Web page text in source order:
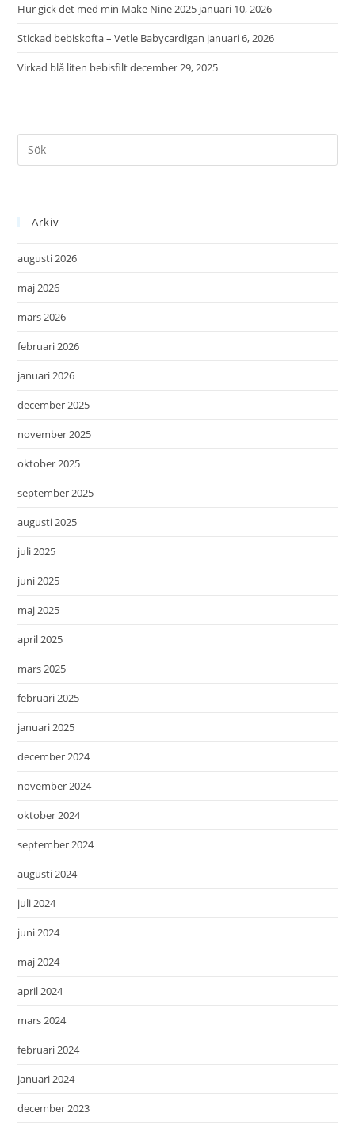
Hur gick det med min Make Nine 2025 januari 10, 2026
Stickad bebiskofta – Vetle Babycardigan januari 6, 2026
Virkad blå liten bebisfiltdecember 29, 2025
Arkiv
augusti 2026
maj 2026
mars 2026
februari 2026
januari 2026
december 2025
november 2025
oktober 2025
september 2025
augusti 2025
juli 2025
juni 2025
maj 2025
april 2025
mars 2025
februari 2025
januari 2025
december 2024
november 2024
oktober 2024
september 2024
augusti 2024
juli 2024
juni 2024
maj 2024
april 2024
mars 2024
februari 2024
januari 2024
december 2023